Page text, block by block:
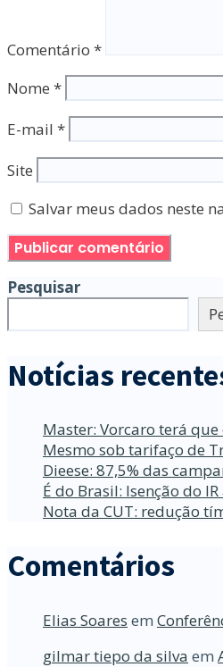
Comentário *
Nome *
E-mail *
Site
Salvar meus dados neste
Pesquisar
Notícias
Master: Vorcaro terá
Mesmo sob tarifaço de
Dieese: 87,5% das
É do Brasil: Isenção do
Nota da CUT: redução
Comentários
Elias Soares em
gilmar tiepo da silva em